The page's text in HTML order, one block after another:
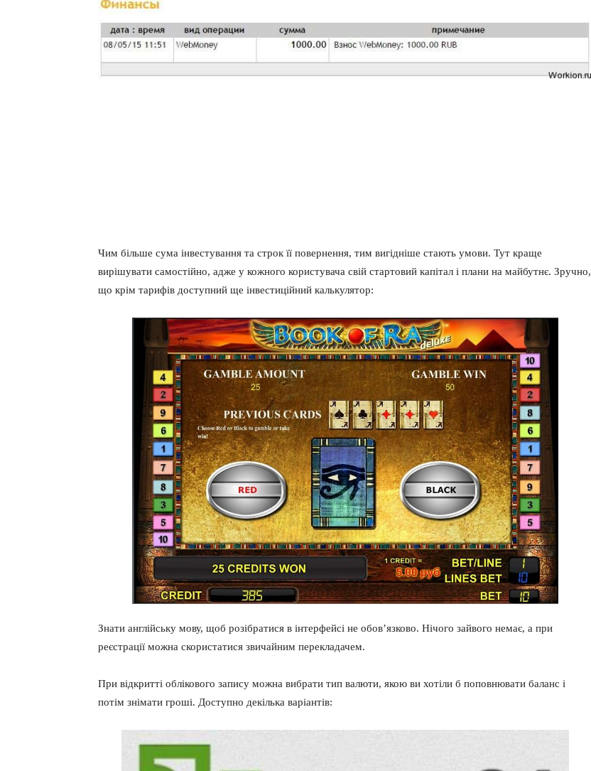
Чим більше сума інвестування та строк її повернення, тим вигідніше стають умови. Тут краще
вирішувати самостійно, адже у кожного користувача свій стартовий капітал і плани на майбутнє. Зручно,
що крім тарифів доступний ще інвестиційний калькулятор:
Знати англійську мову, щоб розібратися в інтерфейсі не обов’язково. Нічого зайвого немає, а при
реєстрації можна скористатися звичайним перекладачем.
При відкритті облікового запису можна вибрати тип валюти, якою ви хотіли б поповнювати баланс і
потім знімати гроші. Доступно декілька варіантів: